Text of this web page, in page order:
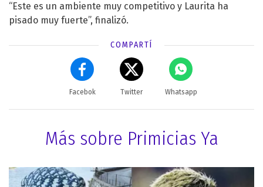
“Este es un ambiente muy competitivo y Laurita ha
pisado muy fuerte”, finalizó.
COMPARTÍ
Facebok Twitter Whatsapp
Más sobre Primicias Ya